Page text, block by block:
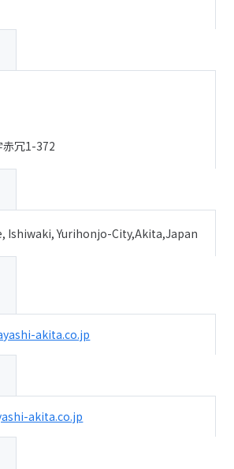
赤冗1-372
Yurihonjo-City,Akita,Japan
akita.co.jp
akita.co.jp